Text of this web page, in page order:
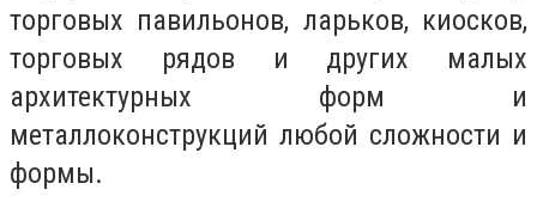
торговых павильонов, ларьков, киосков,
торговых рядов и других малых
архитектурных форм и
металлоконструкций любой сложности и
формы.